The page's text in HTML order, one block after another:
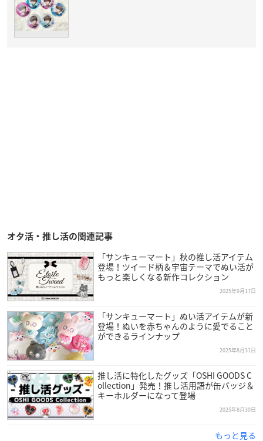
オタ活・推し活の関連記事
「サンキューマート」秋の推し活アイテム
登場！ツイード柄＆宇宙テーマでぬい活が
もっと楽しくなる新作コレクション
2025年9月17日
「サンキューマート」ぬい活アイテムが新
登場！ぬいを赤ちゃんのように愛でること
ができるラインナップ
2025年8月31日
推し活に特化したグッズ「OSHI GOODS C
ollection」発売！推し活用語が缶バッジ＆
キーホルダーになって登場
2025年8月30日
もっと見る